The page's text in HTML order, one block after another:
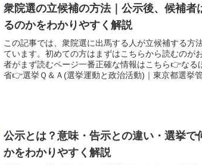
衆院選の立候補の方法｜公示後、候補者
るのかをわかりやすく解説
この記事では、衆院選に出馬する人が立候補する方
ています。初めての方はまずはこちらから読むのが
者がまず読むページ一番正確な情報はこちら👉なる
省👉選挙Ｑ＆Ａ(選挙運動と政治活動)｜東京都選挙管
公示とは？意味・告示との違い・選挙で
かをわかりやすく解説